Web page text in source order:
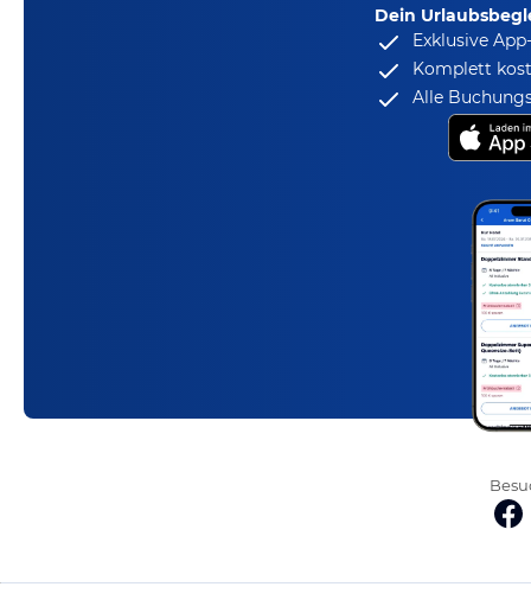
Dein
Exklusive
Komplett
Alle